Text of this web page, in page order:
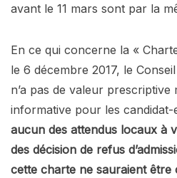
avant le 11 mars sont par la
En ce qui concerne la «
le 6 décembre 2017, le Conseil
n’a pas de valeur prescriptive
informative pour les
aucun des attendus locaux à
des décision de refus
cette charte ne sauraient être